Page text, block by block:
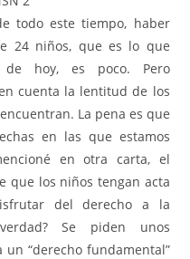
todo este tiempo, haber
24 niños, que es lo que
de hoy, es poco. Pero
cuenta la lentitud de los
La pena es que
en las que estamos
en otra carta, el
que los niños tengan acta
del derecho a la
Se piden unos
“derecho fundamental”